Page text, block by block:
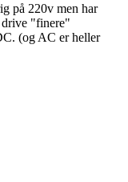
på 220v men har
"finere"
(og AC er heller